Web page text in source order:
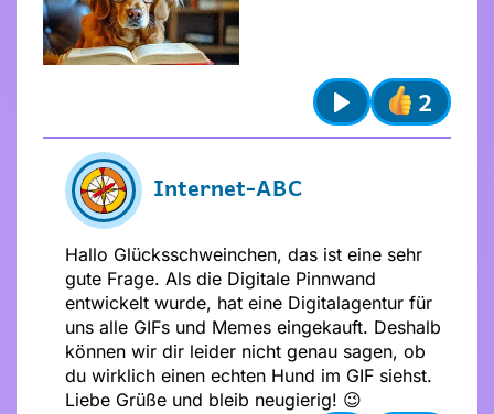
Stelle dirvor dem Absenden
Ist mein Text freundlich und
Ist mein Beitrag für alle verständlich?
Möchte ich, dass andere das über
mich wissen?
Play
2
Internet-ABC
Hallo Glücksschweinchen, das ist eine sehr
gute Frage. Als die Digitale Pinnwand
entwickelt wurde, hat eine Digitalagentur für
uns alle GIFs und Memes eingekauft. Deshalb
können wir dir leider nicht genau sagen, ob
du wirklich einen echten Hund im GIF siehst.
Liebe Grüße und bleib neugierig! 😉